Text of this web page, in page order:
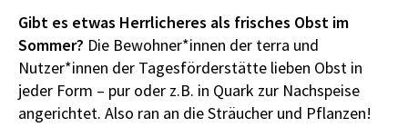
Gibt es etwas Herrlicheres als frisches Obst im
Sommer? Die Bewohner*innen der terra und
Nutzer*innen der Tagesförderstätte lieben Obst in
jeder Form – pur oder z.B. in Quark zur Nachspeise
angerichtet. Also ran an die Sträucher und Pflanzen!